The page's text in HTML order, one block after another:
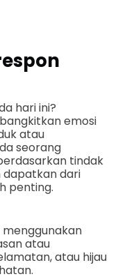
hari ini?
emosi
atau
seorang
tindak
dapatkan dari
penting.
atau
atau hijau